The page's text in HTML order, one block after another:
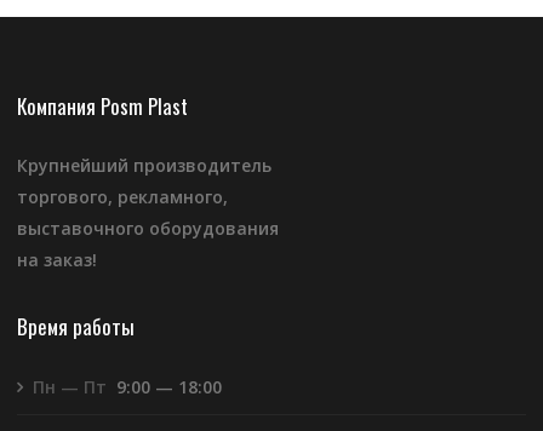
Компания Posm Plast
Крупнейший производитель
торгового, рекламного,
выставочного оборудования
на заказ!
Время работы
Пн — Пт 9:00 — 18:00